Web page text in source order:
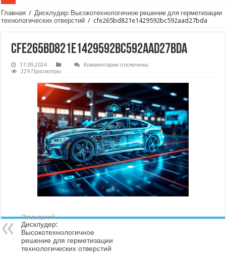
Главная / Дисклудер: Высокотехнологичное решение для герметизации
технологических отверстий / cfe265bd821e1429592bc592aad27bda
cfe265bd821e1429592bc592aad27bda
17.09.2024 Комментариикотключены
229 Просмотры
Предыдущий
Дисклудер:
Высокотехнологичное
решение для герметизации
технологических отверстий